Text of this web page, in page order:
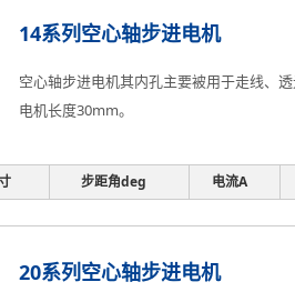
14系列空心轴步进电机
空心轴步进电机其内孔主要被用于走线、
电机长度30mm。
步距角deg 电流A
20系列空心轴步进电机